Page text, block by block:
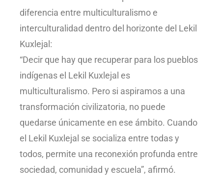
diferencia entre multiculturalismo e
interculturalidad dentro del horizonte del Lekil
Kuxlejal:
“Decir que hay que recuperar para los pueblos
indígenas el Lekil Kuxlejal es
multiculturalismo. Pero si aspiramos a una
transformación civilizatoria, no puede
quedarse únicamente en ese ámbito. Cuando
el Lekil Kuxlejal se socializa entre todas y
todos, permite una reconexión profunda entre
sociedad, comunidad y escuela”, afirmó.